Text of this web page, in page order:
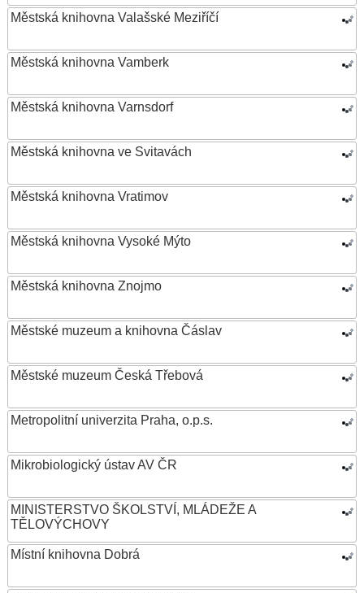
Městská knihovna Valašské Meziříčí
Městská knihovna Vamberk
Městská knihovna Varnsdorf
Městská knihovna ve Svitavách
Městská knihovna Vratimov
Městská knihovna Vysoké Mýto
Městská knihovna Znojmo
Městské muzeum a knihovna Čáslav
Městské muzeum Česká Třebová
Metropolitní univerzita Praha, o.p.s.
Mikrobiologický ústav AV ČR
MINISTERSTVO ŠKOLSTVÍ, MLÁDEŽE A
TĚLOVÝCHOVY
Místní knihovna Dobrá